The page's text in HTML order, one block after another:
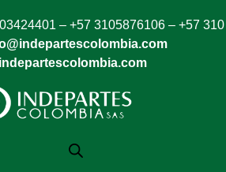
– +57 3105876106 – +57 310